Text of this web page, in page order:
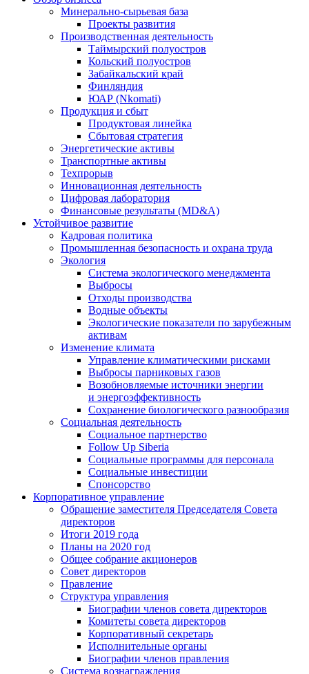
Минерально-сырьевая база
Проекты развития
Производственная деятельность
Таймырский полуостров
Кольский полуостров
Забайкальский край
Финляндия
ЮАР (Nkomati)
Продукция и сбыт
Продуктовая линейка
Сбытовая стратегия
Энергетические активы
Транспортные активы
Техпрорыв
Инновационная деятельность
Цифровая лаборатория
Финансовые результаты (MD&A)
Устойчивое развитие
Кадровая политика
Промышленная безопасность и охрана труда
Экология
Система экологического менеджмента
Выбросы
Отходы производства
Водные объекты
Экологические показатели по зарубежным
активам
Изменение климата
Управление климатическими рисками
Выбросы парниковых газов
Возобновляемые источники энергии
и энергоэффективность
Сохранение биологического разнообразия
Социальная деятельность
Социальное партнерство
Follow Up Siberia
Социальные программы для персонала
Социальные инвестиции
Спонсорство
Корпоративное управление
Обращение заместителя Председателя Совета
директоров
Итоги 2019 года
Планы на 2020 год
Общее собрание акционеров
Совет директоров
Правление
Структура управления
Биографии членов совета директоров
Комитеты совета директоров
Корпоративный секретарь
Исполнительные органы
Биографии членов правления
Система вознаграждения